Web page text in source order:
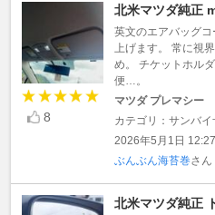
8
北米マツダ純正
英文のエアバッグ
上げます。 常に視
め。 チケットホル
便…。
マツダ プレマシー
カテゴリ：サンバイ
2026年5月1日 12:27
ぶんぶん海苔巻さん
北米マツダ純正